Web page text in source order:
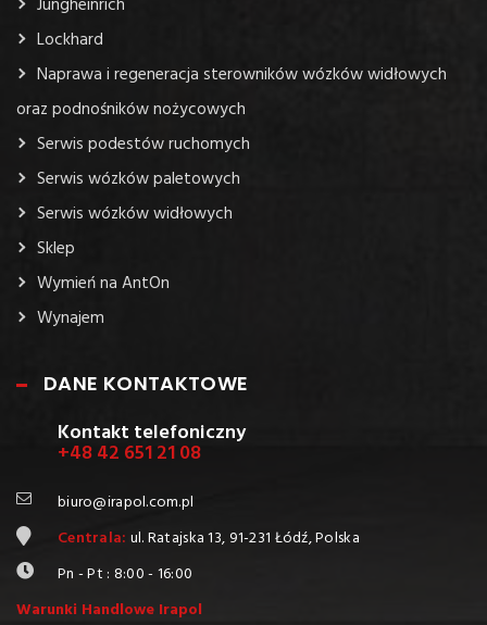
Jungheinrich
Lockhard
Naprawa i regeneracja sterowników wózków widłowych
oraz podnośników nożycowych
Serwis podestów ruchomych
Serwis wózków paletowych
Serwis wózków widłowych
Sklep
Wymień na AntOn
Wynajem
DANE KONTAKTOWE
Kontakt telefoniczny
+48 42 651 21 08
biuro@irapol.com.pl
Centrala: ul. Ratajska 13, 91-231 Łódź, Polska
Pn - Pt : 8:00 - 16:00
Warunki Handlowe Irapol